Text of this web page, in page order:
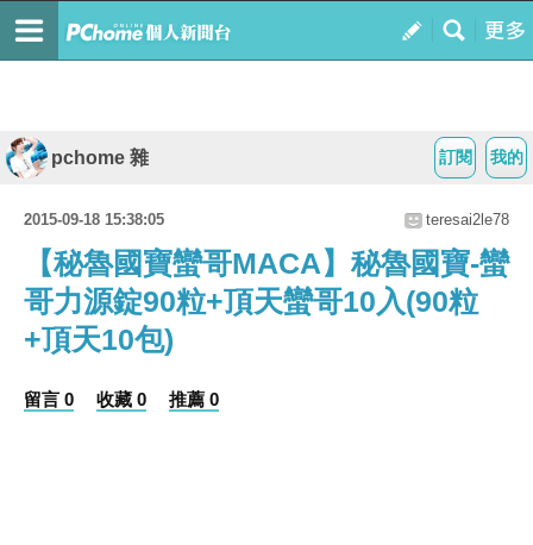
我的
訂閱
pchome 雜
2015-09-18 15:38:05 teresai2le78
【秘魯國寶蠻哥MACA】秘魯國寶-蠻
哥力源錠90粒+頂天蠻哥10入(90粒
+頂天10包)
留言 0 收藏 0 推薦 0